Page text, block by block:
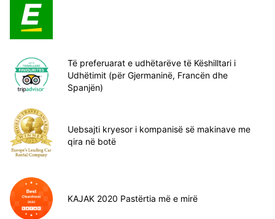
Të preferuarat e udhëtarëve të Këshilltari i
Udhëtimit (për Gjermaninë, Francën dhe
Spanjën)
Uebsajti kryesor i kompanisë së makinave me
qira në botë
KAJAK 2020 Pastërtia më e mirë